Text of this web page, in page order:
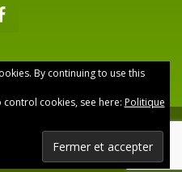
Cantal ·réalisé par AE PRESSE
Mentions Légales·Contact
By continuing to use this
cookies, see here: Politique